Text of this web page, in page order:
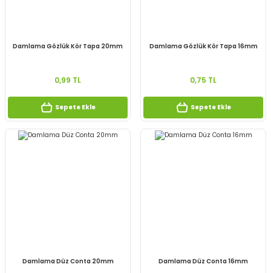
Damlama Gözlük Kör Tapa 20mm
0,99 TL
Sepete Ekle
Damlama Gözlük Kör Tapa 16mm
0,75 TL
Sepete Ekle
Damlama Düz Conta 20mm Damlama Düz Conta 16mm